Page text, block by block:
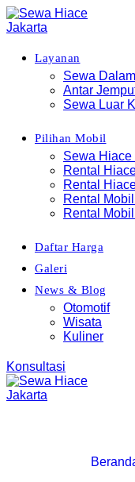
Layanan
Sewa
Antar
Sewa Luar
Pilihan Mobil
Sewa Hiace
Rental
Rental
Rental
Rental
Daftar Harga
Galeri
News & Blog
Otomotif
Wisata
Kuliner
Konsultasi